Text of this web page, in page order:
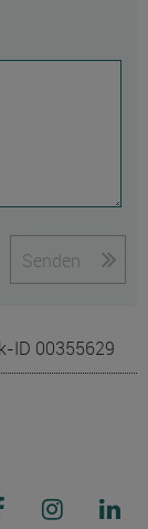
Senden
ID 00355629